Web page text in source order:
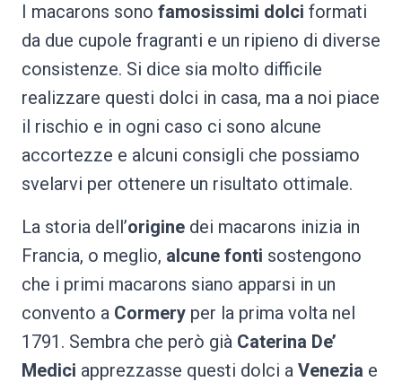
I macarons sono famosissimi dolci formati
da due cupole fragranti e un ripieno di diverse
consistenze. Si dice sia molto difficile
realizzare questi dolci in casa, ma a noi piace
il rischio e in ogni caso ci sono alcune
accortezze e alcuni consigli che possiamo
svelarvi per ottenere un risultato ottimale.
La storia dell’origine dei macarons inizia in
Francia, o meglio, alcune fonti sostengono
che i primi macarons siano apparsi in un
convento a Cormery per la prima volta nel
1791. Sembra che però già Caterina De’
Medici apprezzasse questi dolci a Venezia e